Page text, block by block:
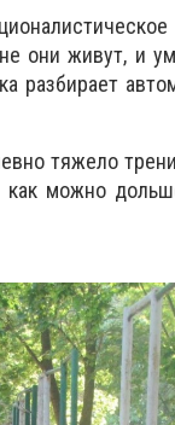
они живут, и
разбирает
тяжело
как можно